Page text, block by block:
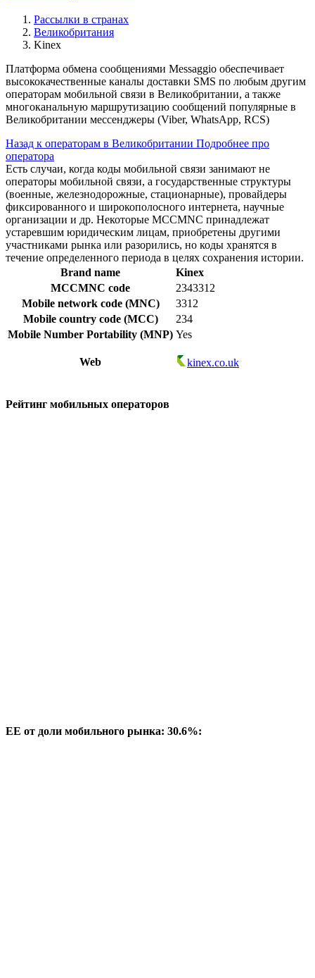
Рассылки в странах
Великобритания
Kinex
Платформа обмена сообщениями Messaggio обеспечивает
высококачественные каналы доставки SMS по любым другим
операторам мобильной связи в Великобритании, а также
многоканальную маршрутизацию сообщений популярные в
Великобритании мессенджеры (Viber, WhatsApp, RCS)
Назад к операторам в Великобритании Подробнее про
оператора
Есть случаи, когда коды мобильной связи занимают не
операторы мобильной связи, а государственные структуры
(военные, железнодорожные, стационарные), провайдеры
фиксированного и широкополосного интернета, научные
организации и др. Некоторые MCCMNC принадлежат
устаревшим юридическим лицам, приобретены другими
участниками рынка или разорились, но коды хранятся в
течение определенного периода в целях сохранения истории.
Brand name
Kinex
MCCMNC code
2343312
Mobile network code (MNC)
3312
Mobile country code (MCC)
234
Mobile Number Portability (MNP) Yes
Web kinex.co.uk
Рейтинг мобильных операторов
EE от доли мобильного рынка: 30.6%: